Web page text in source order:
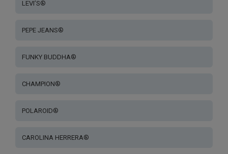
LEVI’S®
PEPE JEANS®
FUNKY BUDDHA®
CHAMPION®
POLAROID®
CAROLINA HERRERA®